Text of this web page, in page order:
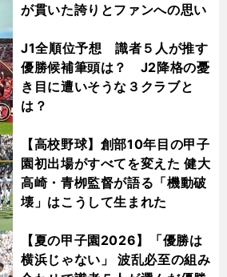
が貫いた誇りとファンへの思い
J1全順位予想 識者５人が推す
優勝候補筆頭は？ J2降格の憂
き目に遭いそうな３クラブと
は？
【高校野球】創部10年目の甲子
園初出場がすべてを変えた 健大
高崎・青栁監督が語る「機動破
壊」はこうして生まれた
【夏の甲子園2026】「優勝は
横浜じゃない」 波乱必至の組み